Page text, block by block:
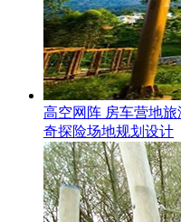
高空网阵 房车营地
奇探险场地规划设计